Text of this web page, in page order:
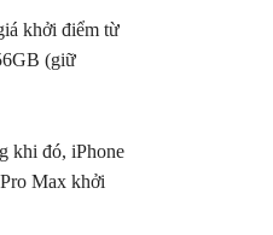
khởi điểm từ
(giữ
khi đó, iPhone
Max khởi